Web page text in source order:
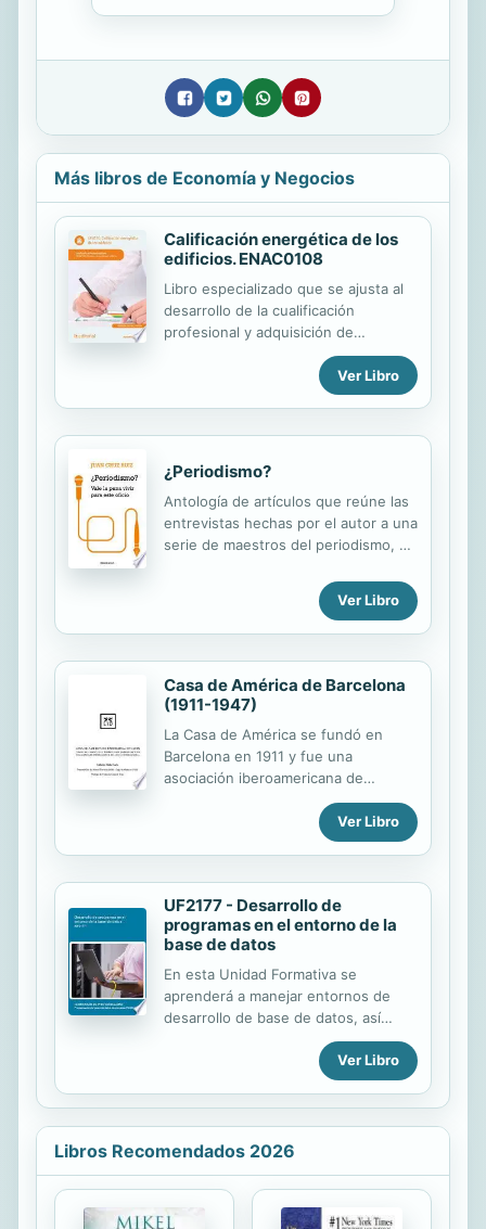
Más libros de Economía y Negocios
Calificación energética de los
edificios. ENAC0108
Libro especializado que se ajusta al
desarrollo de la cualificación
profesional y adquisición de
certificados de profesionalidad.
Manual imprescindible para la
formación y la capacitación, que se
cualificación y dinamización del
conocimiento, como premisas para la
mejora de la empleabilidad y eficacia
para el desempeño del trabajo.
Ver Libro
¿Periodismo?
Antología de artículos que reúne las
entrevistas hechas por el autor a una
serie de maestros del periodismo, y
periodismo actual. Entre enero y
febrero de 2009, y bajo el título
«Maestros del periodismo», El País
entre Juan Cruz y Eugenio Scalfari,
Ben Bradlee, Tomás Eloy Martínez,
Harold Evans, Alma Guillermoprieto,
Jean Daniel y John Lee Anderson,
figuras indiscutibles del periodismo
internacional. Todos ellos, junto a
Manu Leguineche, Juan Luis
Cebrián, en entrevista inédita, y
Ver Libro
Casa de América de Barcelona
(1911-1947)
La Casa de América se fundó en
Barcelona en 1911 y fue una
asociación iberoamericana de
empresarios y comerciantes que
jugó un papel fundamental en la
construcción de redes sociales entre
transmitiendo información y forjando
alianzas estratégicas. Se profundiza
en algunas acciones como la
participación de la Casa de América
en la gestión de la Compañía
Hispanoamericana de Electricidad
(CHADE) y el apoyo a la Revista
Comercial Iberoamericana ‘Mercurio’.
A partir de 1947 se transforma en el
actual Institut Català de Cooperació...
Ver Libro
UF2177 - Desarrollo de
programas en el entorno de la
base de datos
En esta Unidad Formativa se
aprenderá a manejar entornos de
desarrollo de base de datos, así
como, lenguajes de programación de
bases de datos que amplían la
funcionalidad del lenguaje SQL
mediante estructuras de control,
cursores, procedimientos y
funciones.
Ver Libro
Libros Recomendados 2026